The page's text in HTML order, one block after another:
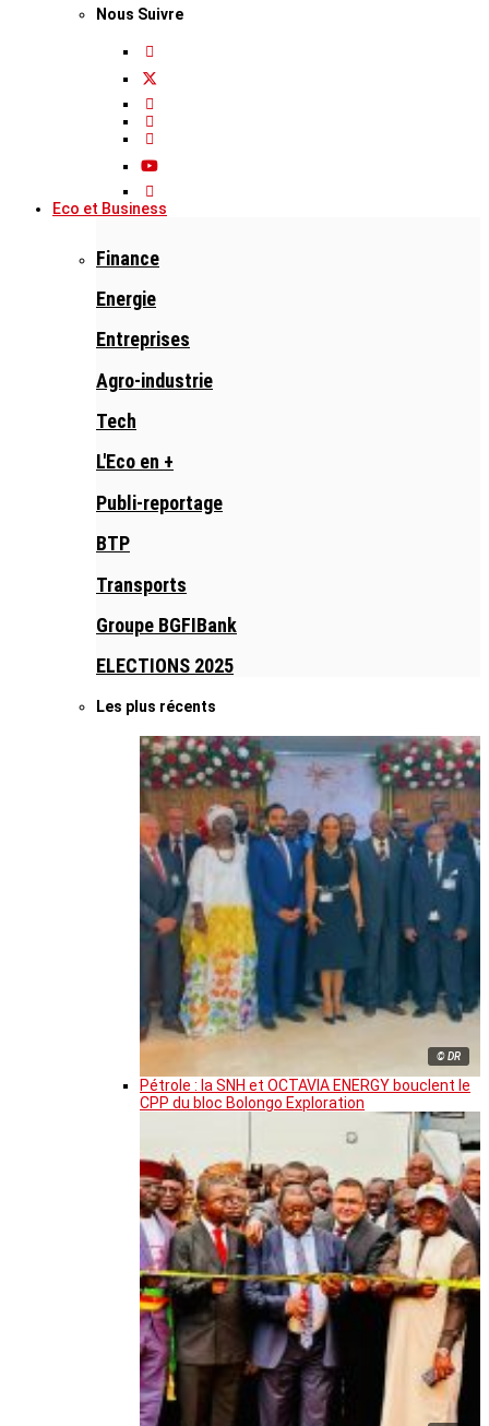
Nous Suivre
Eco et Business
Finance
Energie
Entreprises
Agro-industrie
Tech
L'Eco en +
Publi-reportage
BTP
Transports
Groupe BGFIBank
ELECTIONS 2025
Les plus récents
© DR
Pétrole : la SNH et OCTAVIA ENERGY bouclent le
CPP du bloc Bolongo Exploration